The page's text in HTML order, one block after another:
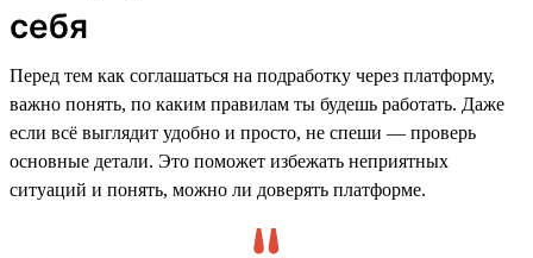
себя
Перед тем как соглашаться на подработку через платформу,
важно понять, по каким правилам ты будешь работать. Даже
если всё выглядит удобно и просто, не спеши — проверь
основные детали. Это поможет избежать неприятных
ситуаций и понять, можно ли доверять платформе.